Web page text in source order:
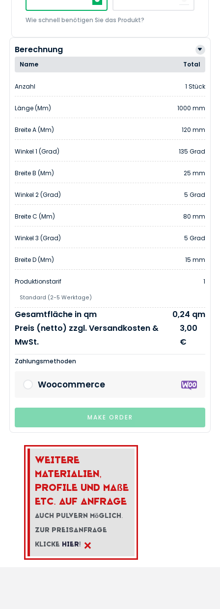
Wie schnell benötigen Sie das Produkt?
Berechnung
Name Total
Anzahl 1 Stück
Länge (mm) 1000 mm
Breite A (mm) 120 mm
Winkel 1 (Grad) 135 Grad
Breite B (mm) 25 mm
Winkel 2 (Grad) 5 Grad
Breite C (mm) 80 mm
Winkel 3 (Grad) 5 Grad
Breite D (mm) 15 mm
Produktionstarif
Standard (2-5 Werktage)
1
Gesamtfläche in qm
0,24 qm
Preis (netto) zzgl. Versandkosten &
MwSt.
3,00
€
Zahlungsmethoden
Woocommerce
MAKE ORDER
Weitere
Materialien,
Profile und Maße
etc. auf Anfrage
Auch Pulvern möglich.
Zur Preisanfrage
klicke hier! ×